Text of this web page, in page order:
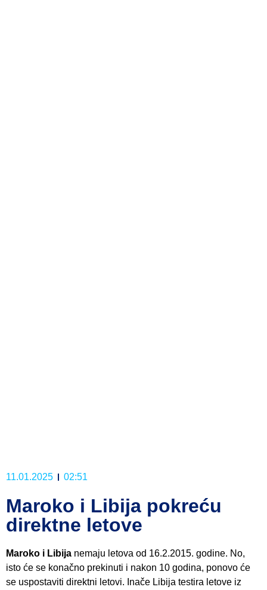
11.01.2025 02:51
Maroko i Libija pokreću
direktne letove
Maroko i Libija nemaju letova od 16.2.2015. godine. No,
isto će se konačno prekinuti i nakon 10 godina, ponovo će
se uspostaviti direktni letovi. Inače Libija testira letove iz